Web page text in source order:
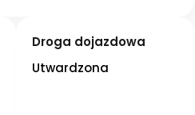
Droga dojazdowa
Utwardzona